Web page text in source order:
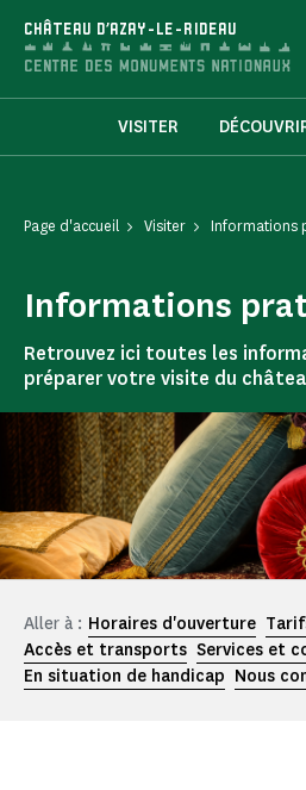
CHÂTEAU D'AZAY-LE-RIDEAU
VISITER
Page d'accueil Visiter Informations
Informations
Retrouvez ici toutes les
préparer votre visite du
Aller à : Horaires d'ouverture
Accès et transports Services et
En situation de handicap Nous